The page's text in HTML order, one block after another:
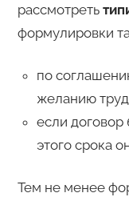
рассмотреть
формулировки
по
желанию
если
этого срока
Тем не менее